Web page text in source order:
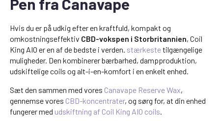
Hvis du er på udkig efter en kraftfuld, kompakt og
omkostningseffektiv CBD-vokspen i Storbritannien, Coil
King AIO er en af de bedste i verden. stærkestetilgængelige
muligheder. Den kombinerer bærbarhed, dampproduktion,
udskiftelige coils og alt-i-en-komfort i en enkelt enhed.
Sæt den sammen med vores Canavape Reserve Wax,
gennemse vores CBD-koncentrater, og sørg for, at din enhed
fungerer med udskiftning af Coil King AIO coils